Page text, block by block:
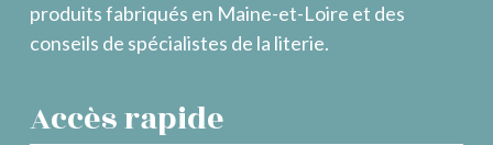
produits fabriqués en Maine-et-Loire et des
conseils de spécialistes de la literie.
Accès rapide